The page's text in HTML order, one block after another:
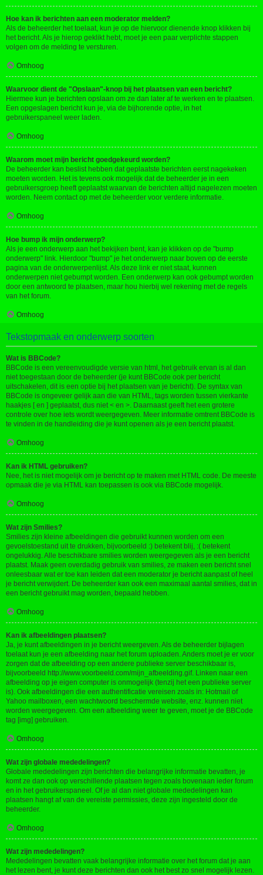
Hoe kan ik berichten aan een moderator melden?
Als de beheerder het toelaat, kun je op de hiervoor dienende knop klikken bij
het bericht. Als je hierop geklikt hebt, moet je een paar verplichte stappen
volgen om de melding te versturen.
Omhoog
Waarvoor dient de "Opslaan"-knop bij het plaatsen van een bericht?
Hiermee kun je berichten opslaan om ze dan later af te werken en te plaatsen.
Een opgeslagen bericht kun je, via de bijhorende optie, in het
gebruikerspaneel weer laden.
Omhoog
Waarom moet mijn bericht goedgekeurd worden?
De beheerder kan beslist hebben dat geplaatste berichten eerst nagekeken
moeten worden. Het is tevens ook mogelijk dat de beheerder je in een
gebruikersgroep heeft geplaatst waarvan de berichten altijd nagelezen moeten
worden. Neem contact op met de beheerder voor verdere informatie.
Omhoog
Hoe bump ik mijn onderwerp?
Als je een onderwerp aan het bekijken bent, kan je klikken op de "bump
onderwerp" link. Hierdoor "bump" je het onderwerp naar boven op de eerste
pagina van de onderwerpenlijst. Als deze link er niet staat, kunnen
onderwerpen niet gebumpt worden. Een onderwerp kan ook gebumpt worden
door een antwoord te plaatsen, maar hou hierbij wel rekening met de regels
van het forum.
Omhoog
Tekstopmaak en onderwerp soorten
Wat is BBCode?
BBCode is een vereenvoudigde versie van html, het gebruik ervan is al dan
niet toegestaan door de beheerder (je kunt BBCode ook per bericht
uitschakelen, dit is een optie bij het plaatsen van je bericht). De syntax van
BBCode is ongeveer gelijk aan die van HTML, tags worden tussen vierkante
haakjes [ en ] geplaatst, dus niet < en >. Daarnaast geeft het een grotere
controle over hoe iets wordt weergegeven. Meer informatie omtrent BBCode is
te vinden in de handleiding die je kunt openen als je een bericht plaatst.
Omhoog
Kan ik HTML gebruiken?
Nee, het is niet mogelijk om je bericht op te maken met HTML code. De meeste
opmaak die je via HTML kan toepassen is ook via BBCode mogelijk.
Omhoog
Wat zijn Smilies?
Smilies zijn kleine afbeeldingen die gebruikt kunnen worden om een
gevoelstoestand uit te drukken, bijvoorbeeld :) betekent blij, :( betekent
ongelukkig. Alle beschikbare smilies worden weergegeven als je een bericht
plaatst. Maak geen overdadig gebruik van smilies, ze maken een bericht snel
onleesbaar wat er toe kan leiden dat een moderator je bericht aanpast of heel
je bericht verwijdert. De beheerder kan ook een maximaal aantal smilies, dat in
een bericht gebruikt mag worden, bepaald hebben.
Omhoog
Kan ik afbeeldingen plaatsen?
Ja, je kunt afbeeldingen in je bericht weergeven. Als de beheerder bijlagen
toelaat kun je een afbeelding naar het forum uploaden. Anders moet je er voor
zorgen dat de afbeelding op een andere publieke server beschikbaar is,
bijvoorbeeld http://www.voorbeeld.com/mijn_afbeelding.gif. Linken naar een
afbeelding op je eigen computer is onmogelijk (tenzij het een publieke server
is). Ook afbeeldingen die een authentificatie vereisen zoals in: Hotmail of
Yahoo mailboxen, een wachtwoord beschermde website, enz. kunnen niet
worden weergegeven. Om een afbeelding weer te geven, moet je de BBCode
tag [img] gebruiken.
Omhoog
Wat zijn globale mededelingen?
Globale mededelingen zijn berichten die belangrijke informatie bevatten, je
komt ze dan ook op verschillende plaatsen tegen zoals bovenaan ieder forum
en in het gebruikerspaneel. Of je al dan niet globale mededelingen kan
plaatsen hangt af van de vereiste permissies, deze zijn ingesteld door de
beheerder.
Omhoog
Wat zijn mededelingen?
Mededelingen bevatten vaak belangrijke informatie over het forum dat je aan
het lezen bent, je kunt deze berichten dan ook het best zo snel mogelijk lezen.